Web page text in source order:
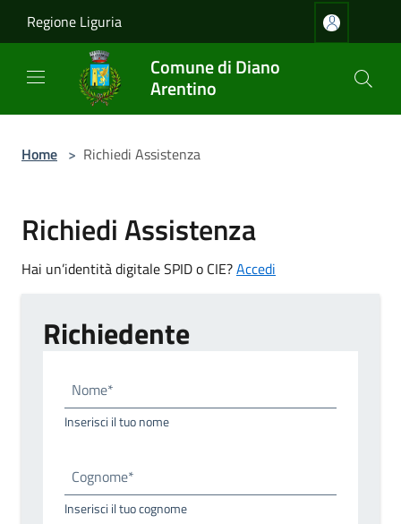
Regione Liguria
Comune di Diano
Arentino
Home > Richiedi Assistenza
Richiedi Assistenza
Hai un’identità digitale SPID o CIE?Accedi
Richiedente
Nome*
Inserisci il tuo nome
Cognome*
Inserisci il tuo cognome